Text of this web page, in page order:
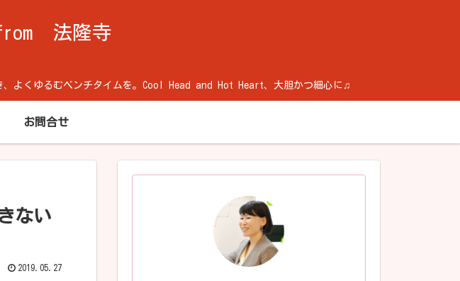
法隆寺
よくゆるむベンチタイムを。Cool Head and Hot Heart、大胆かつ細心に♫
お問合せ
ない
2019.05.27